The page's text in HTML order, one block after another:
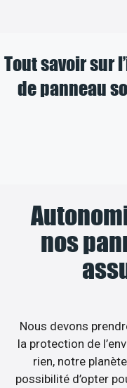
Tout savoir sur
de panneau
nos
Nous devons
la protection de
rien, notre
possibilité d’opter